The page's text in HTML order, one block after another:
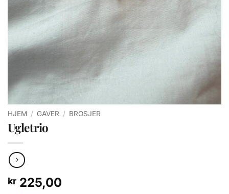
HJEM / GAVER / BROSJER
Ugletrio
kr 225,00